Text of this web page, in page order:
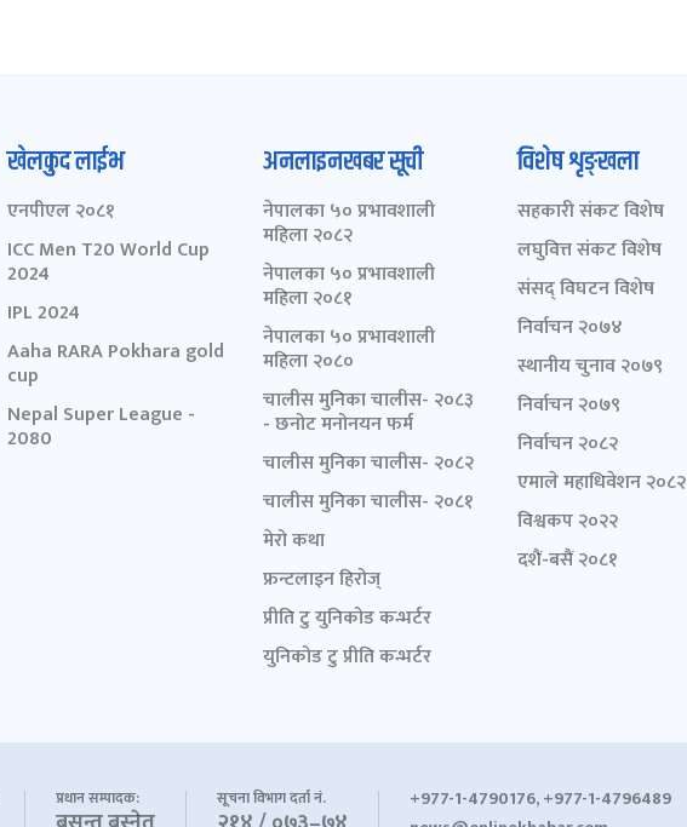
खेलकुद लाईभ
एनपीएल २०८१
ICC Men T20 World Cup
2024
IPL 2024
Aaha RARA Pokhara gold
cup
Nepal Super League -
2080
अनलाइनखबर सूची
नेपालका ५० प्रभावशाली
महिला २०८२
नेपालका ५० प्रभावशाली
महिला २०८१
नेपालका ५० प्रभावशाली
महिला २०८०
चालीस मुनिका चालीस- २०८३
- छनोट मनोनयन फर्म
चालीस मुनिका चालीस- २०८२
चालीस मुनिका चालीस- २०८१
मेरो कथा
फ्रन्टलाइन हिरोज्
प्रीति टु युनिकोड कन्भर्टर
युनिकोड टु प्रीति कन्भर्टर
विशेष शृङ्खला
सहकारी संकट विशेष
लघुवित्त संकट विशेष
संसद् विघटन विशेष
निर्वाचन २०७४
स्थानीय चुनाव २०७९
निर्वाचन २०७९
निर्वाचन २०८२
एमाले महाधिवेशन २०८२
विश्वकप २०२२
दशैं-बसैं २०८१
प्रधान सम्पादक: सूचना विभाग दर्ता नं.
+977-1-4790176, +977-1-4796489